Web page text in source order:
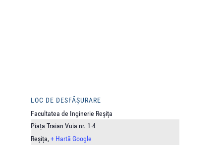
LOC DE DESFĂȘURARE
Facultatea de Inginerie Reșița
Piața Traian Vuia nr. 1-4
Reșița, + Hartă Google